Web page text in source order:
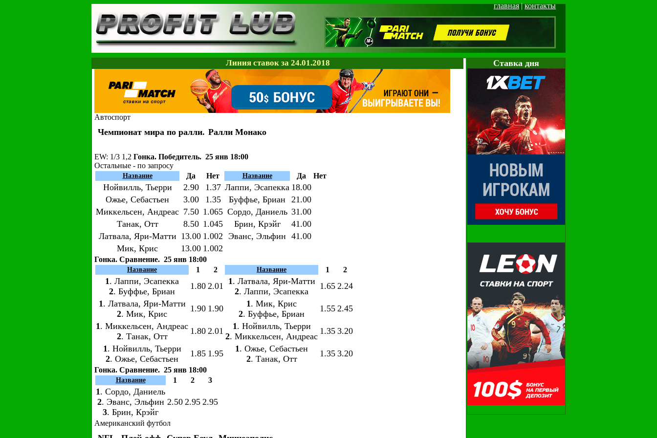
главная|контакты
Cтавка дня
Линия ставок за 24.01.2018
Автоспорт
Чемпионат мира по ралли. Ралли Монако
EW: 1/3 1,2 Гонка. Победитель. 25 янв 18:00
Остальные - по запросу
Название Да Нет Название Да Нет
Нойвилль, Тьерри 2.90 1.37 Лаппи, Эсапекка 18.00
Ожье, Себастьен
3.00 1.35 Буффье, Бриан
21.00
Миккельсен, Андреас 7.50 1.065 Сордо, Даниель 31.00
Танак, Отт
8.50 1.045 Брин, Крэйг
41.00
Латвала, Яри-Матти 13.00 1.002 Эванс, Эльфин 41.00
Мик, Крис
13.00 1.002
Гонка. Сравнение. 25 янв 18:00
Название 1 2 Название 1 2
1. Лаппи, Эсапекка
2. Буффье, Бриан
1.80 2.01 1. Латвала, Яри-Матти
2. Лаппи, Эсапекка
1.65 2.24
1. Латвала, Яри-Матти
2. Мик, Крис
1.90 1.90 1. Мик, Крис
2. Буффье, Бриан
1.55 2.45
1. Миккельсен, Андреас
2. Танак, Отт
1.80 2.01 1. Нойвилль, Тьерри
2. Миккельсен, Андреас
1.35 3.20
1. Нойвилль, Тьерри
2. Ожье, Себастьен
1.85 1.95 1. Ожье, Себастьен
2. Танак, Отт
1.35 3.20
Гонка. Сравнение. 25 янв 18:00
Название 1 2 3
1. Сордо, Даниель
2. Эванс, Эльфин
3. Брин, Крэйг
2.50 2.95 2.95
Американский футбол